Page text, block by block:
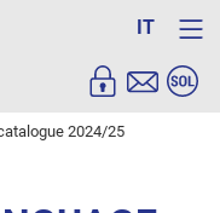
IT
2024/25